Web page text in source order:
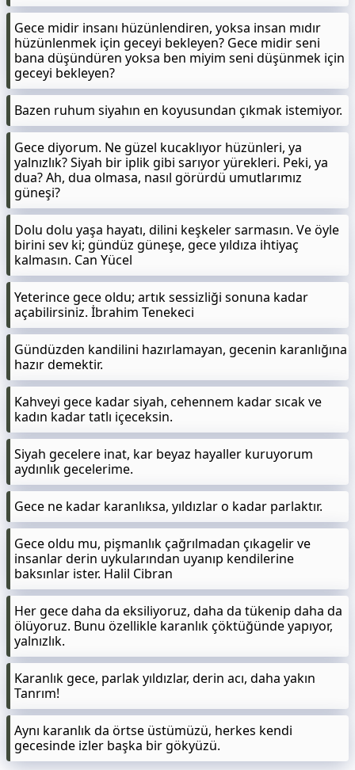
Gece midir insanı hüzünlendiren, yoksa insan mıdır
hüzünlenmek için geceyi bekleyen? Gece midir seni
bana düşündüren yoksa ben miyim seni düşünmek için
geceyi bekleyen?
Bazen ruhum siyahın en koyusundan çıkmak istemiyor.
Gece diyorum. Ne güzel kucaklıyor hüzünleri, ya
yalnızlık? Siyah bir iplik gibi sarıyor yürekleri. Peki, ya
dua? Ah, dua olmasa, nasıl görürdü umutlarımız
güneşi?
Dolu dolu yaşa hayatı, dilini keşkeler sarmasın. Ve öyle
birini sev ki; gündüz güneşe, gece yıldıza ihtiyaç
kalmasın. Can Yücel
Yeterince gece oldu; artık sessizliği sonuna kadar
açabilirsiniz. İbrahim Tenekeci
Gündüzden kandilini hazırlamayan, gecenin karanlığına
hazır demektir.
Kahveyi gece kadar siyah, cehennem kadar sıcak ve
kadın kadar tatlı içeceksin.
Siyah gecelere inat, kar beyaz hayaller kuruyorum
aydınlık gecelerime.
Gece ne kadar karanlıksa, yıldızlar o kadar parlaktır.
Gece oldu mu, pişmanlık çağrılmadan çıkagelir ve
insanlar derin uykularından uyanıp kendilerine
baksınlar ister. Halil Cibran
Her gece daha da eksiliyoruz, daha da tükenip daha da
ölüyoruz. Bunu özellikle karanlık çöktüğünde yapıyor,
yalnızlık.
Karanlık gece, parlak yıldızlar, derin acı, daha yakın
Tanrım!
Aynı karanlık da örtse üstümüzü, herkes kendi
gecesinde izler başka bir gökyüzü.